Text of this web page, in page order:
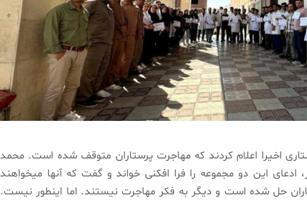
اخیرا اعلام کردند که مهاجرت پرستاران متوقف شده است. محمد
ادعای این دو مجموعه را فرا افکنی خواند و گفت که آنها میخواهند
حل شده است و دیگر به فکر مهاجرت نیستند. اما اینطور نیست.